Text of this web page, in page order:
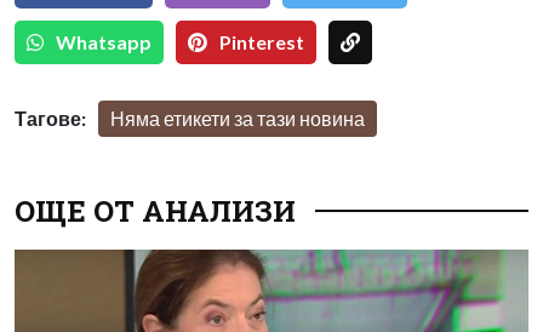
Whatsapp Pinterest
Тагове: Няма етикети за тази новина
ОЩЕ ОТ АНАЛИЗИ